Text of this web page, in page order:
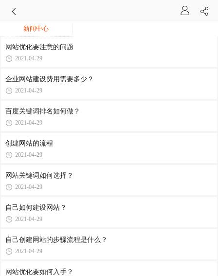
新闻中心
网站优化要注意的问题
2021-04-29
企业网站建设费用需要多少？
2021-04-29
百度关键词排名如何做？
2021-04-29
创建网站的流程
2021-04-29
网站关键词如何选择？
2021-04-29
自己如何建设网站？
2021-04-29
自己创建网站的步骤流程是什么？
2021-04-29
网站优化要如何入手？